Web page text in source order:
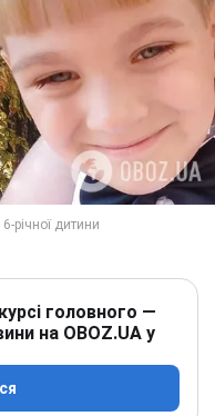
головного —
на OBOZ.UA у